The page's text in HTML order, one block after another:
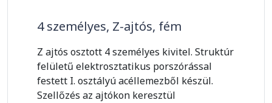
4 személyes, Z-ajtós, fém
Z ajtós osztott 4 személyes kivitel. Struktúr
felületű elektrosztatikus porszórással
festett I. osztályú acéllemezből készül.
Szellőzés az ajtókon keresztül